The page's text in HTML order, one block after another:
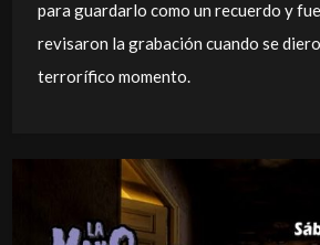
para guardarlo como un recuerdo y
revisaron la grabación cuando se
terrorífico momento.